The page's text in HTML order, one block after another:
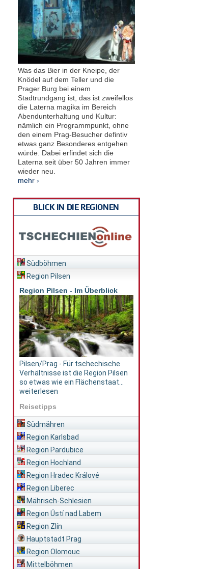
Was das Bier in der Kneipe, der
Knödel auf dem Teller und die
Prager Burg bei einem
Stadtrundgang ist, das ist zweifellos
die Laterna magika im Bereich
Abendunterhaltung und Kultur:
nämlich ein Programmpunkt, ohne
den einem Prag-Besucher defintiv
etwas ganz Besonderes entgehen
würde. Dabei erfindet sich die
Laterna seit über 50 Jahren immer
wieder neu.
mehr ›
BLICK IN DIE REGIONEN
Südböhmen
Region Pilsen
Region Pilsen - Im Überblick
Pilsen/Prag - Für tschechische
Verhältnisse ist die Region Pilsen
so etwas wie ein Flächenstaat...
weiterlesen
Reisetipps
Südmähren
Region Karlsbad
Region Pardubice
Region Hochland
Region Hradec Králové
Region Liberec
Mährisch-Schlesien
Region Ústí nad Labem
Region Zlín
Hauptstadt Prag
Region Olomouc
Mittelböhmen